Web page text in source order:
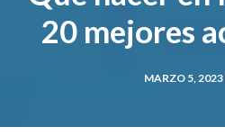
20 mejores
MARZO 5, 2023